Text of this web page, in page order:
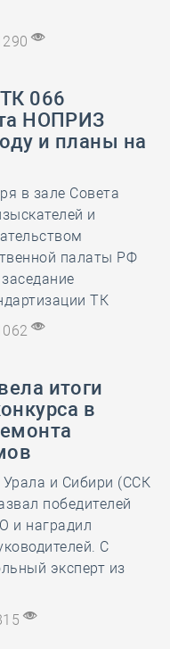
066
НОПРИЗ
и планы на
в зале Совета
и
палаты РФ
ТК
итоги
в
и Сибири (ССК
победителей
и наградил
С
эксперт из